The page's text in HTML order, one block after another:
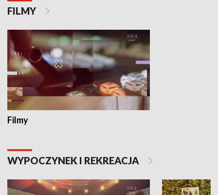
FILMY
Filmy
WYPOCZYNEK I REKREACJA